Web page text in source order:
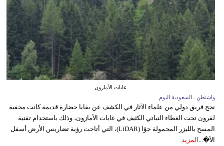
غابات الأمازون
واشنطن ـ السعودية اليوم
نجح فريق دولي من علماء الآثار في الكشف عن بقايا حضارة قديمة كانت مخفية
لقرون تحت الغطاء النباتي الكثيف في غابات الأمازون، وذلك باستخدام تقنية
المسح بالليزر المحمولة جوًا (LiDAR)، التي أتاحت رؤية تضاريس الأرض أسفل
الأ�... المزيد